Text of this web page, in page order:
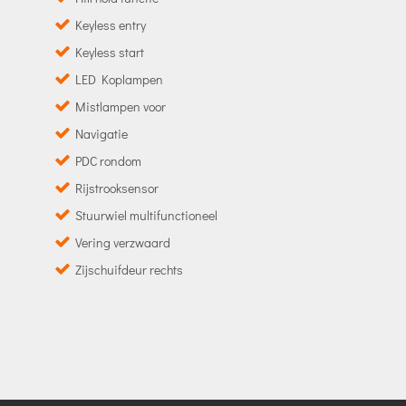
Keyless entry
Keyless start
LED Koplampen
Mistlampen voor
Navigatie
PDC rondom
Rijstrooksensor
Stuurwiel multifunctioneel
Vering verzwaard
Zijschuifdeur rechts